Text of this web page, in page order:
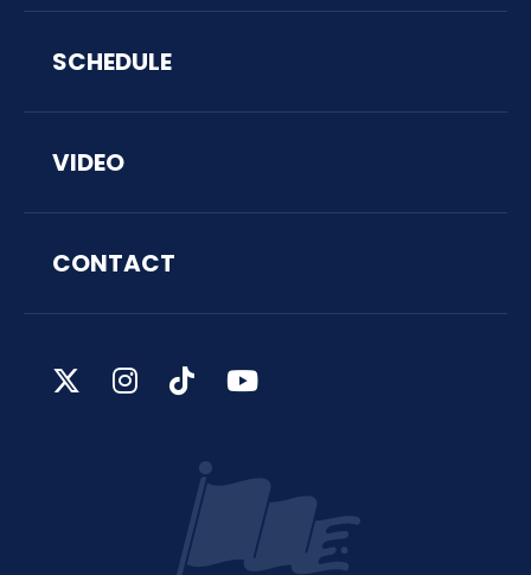
SCHEDULE
VIDEO
CONTACT